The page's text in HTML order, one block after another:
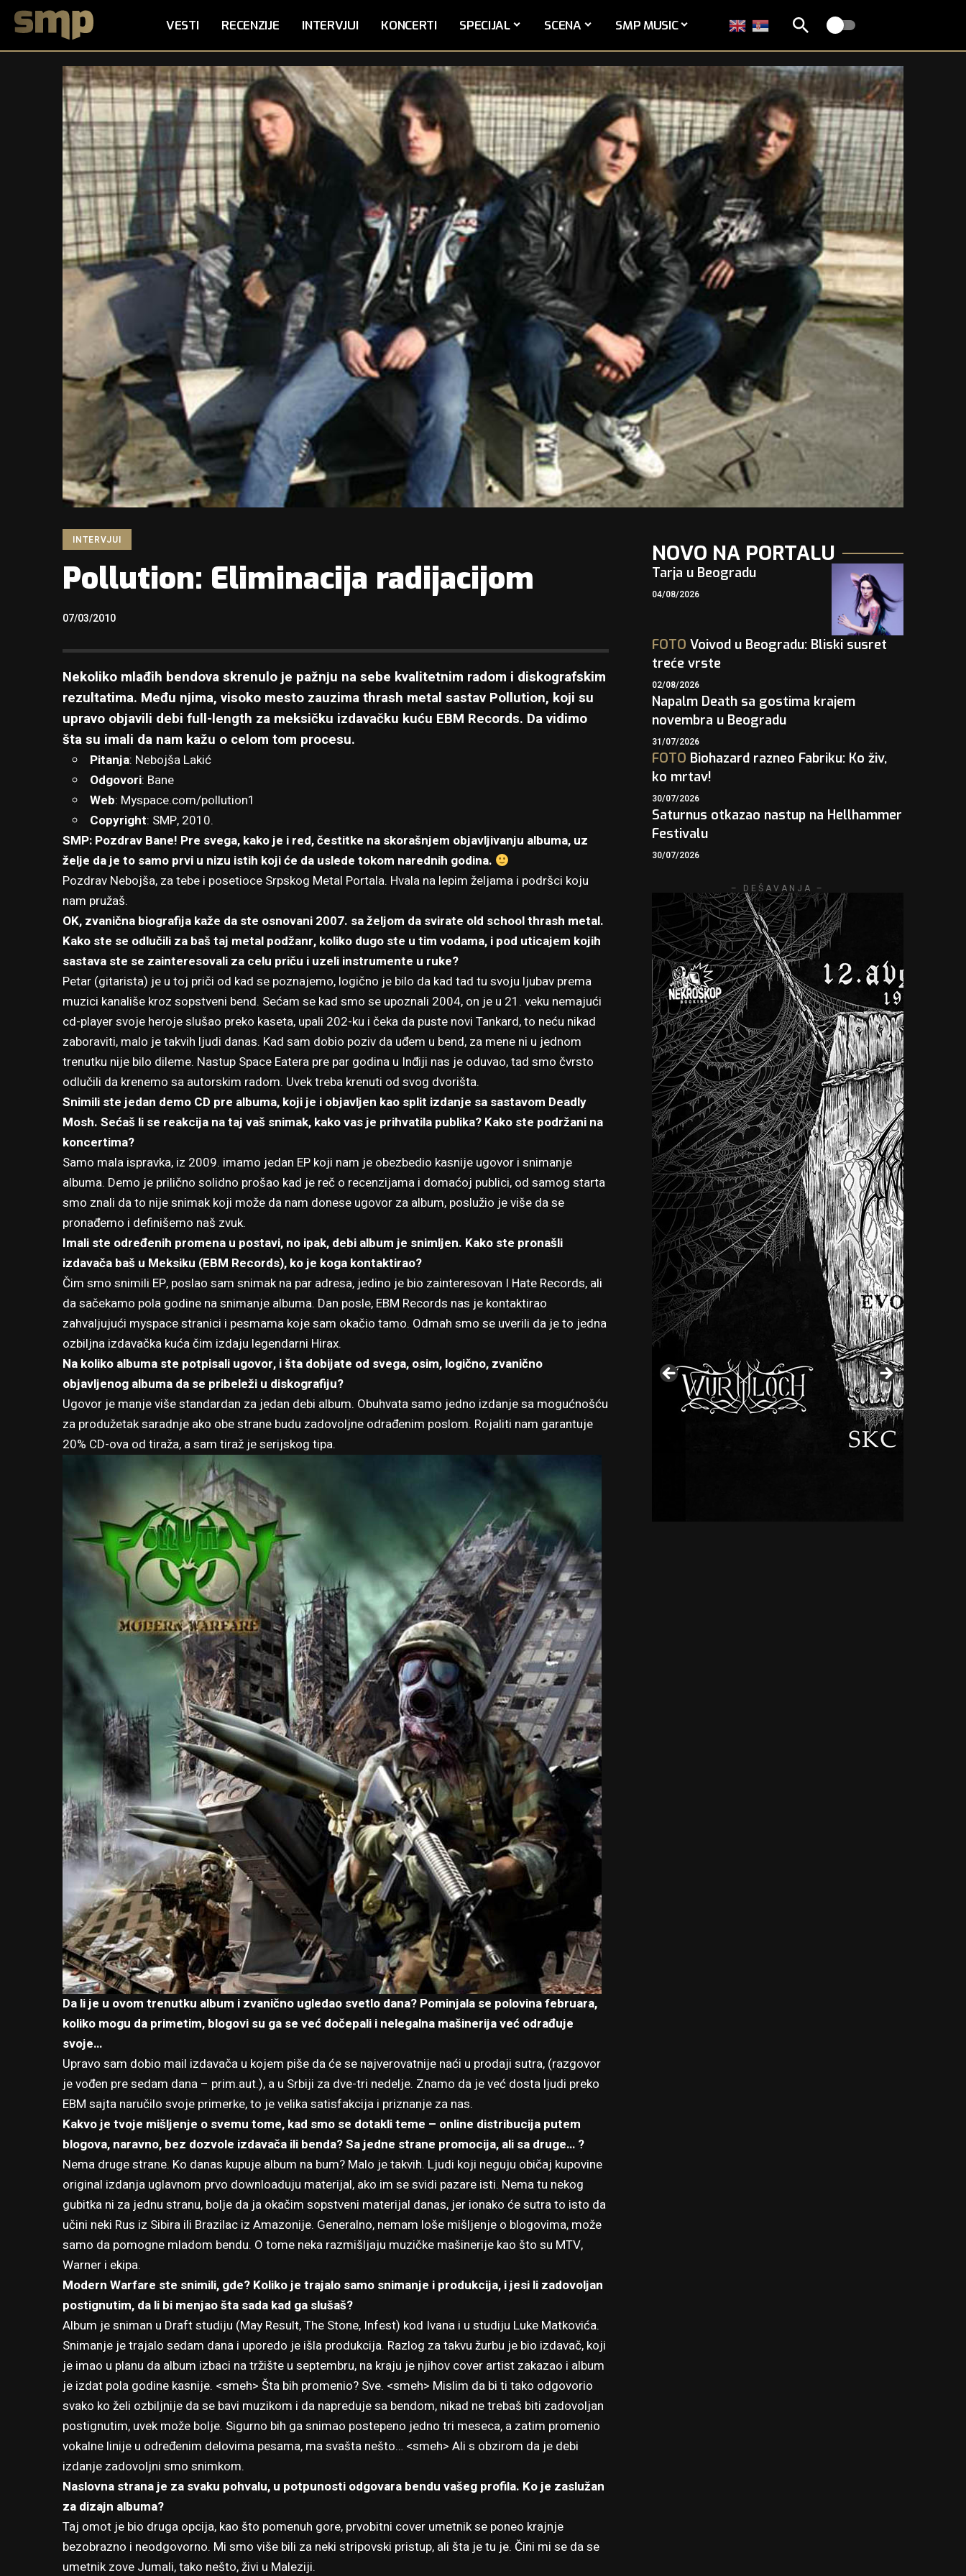
VESTI RECENZIJE INTERVJUI KONCERTI SPECIJAL SCENA SMP MUSIC
INTERVJUI
Pollution: Eliminacija radijacijom
07/03/2010
Nekoliko mlađih bendova skrenulo je pažnju na sebe kvalitetnim radom i diskografskim
rezultatima. Među njima, visoko mesto zauzima thrash metal sastav Pollution, koji su
upravo objavili debi full-length za meksičku izdavačku kuću EBM Records. Da vidimo
šta su imali da nam kažu o celom tom procesu.
Pitanja: Nebojša Lakić
Odgovori: Bane
Web: Myspace.com/pollution1
Copyright: SMP, 2010.
SMP: Pozdrav Bane! Pre svega, kako je i red, čestitke na skorašnjem objavljivanju albuma, uz
želje da je to samo prvi u nizu istih koji će da uslede tokom narednih godina.
Pozdrav Nebojša, za tebe i posetioce Srpskog Metal Portala. Hvala na lepim željama i podršci koju
nam pružaš.
OK, zvanična biografija kaže da ste osnovani 2007. sa željom da svirate old school thrash metal.
Kako ste se odlučili za baš taj metal podžanr, koliko dugo ste u tim vodama, i pod uticajem kojih
sastava ste se zainteresovali za celu priču i uzeli instrumente u ruke?
Petar (gitarista) je u toj priči od kad se poznajemo, logično je bilo da kad tad tu svoju ljubav prema
muzici kanališe kroz sopstveni bend. Sećam se kad smo se upoznali 2004, on je u 21. veku nemajući
cd-player svoje heroje slušao preko kaseta, upali 202-ku i čeka da puste novi Tankard, to neću nikad
zaboraviti, malo je takvih ljudi danas. Kad sam dobio poziv da uđem u bend, za mene ni u jednom
trenutku nije bilo dileme. Nastup Space Eatera pre par godina u Inđiji nas je oduvao, tad smo čvrsto
odlučili da krenemo sa autorskim radom. Uvek treba krenuti od svog dvorišta.
Snimili ste jedan demo CD pre albuma, koji je i objavljen kao split izdanje sa sastavom Deadly
Mosh. Sećaš li se reakcija na taj vaš snimak, kako vas je prihvatila publika? Kako ste podržani na
koncertima?
Samo mala ispravka, iz 2009. imamo jedan EP koji nam je obezbedio kasnije ugovor i snimanje
albuma. Demo je prilično solidno prošao kad je reč o recenzijama i domaćoj publici, od samog starta
smo znali da to nije snimak koji može da nam donese ugovor za album, poslužio je više da se
pronađemo i definišemo naš zvuk.
Imali ste određenih promena u postavi, no ipak, debi album je snimljen. Kako ste pronašli
izdavača baš u Meksiku (EBM Records), ko je koga kontaktirao?
Čim smo snimili EP, poslao sam snimak na par adresa, jedino je bio zainteresovan I Hate Records, ali
da sačekamo pola godine na snimanje albuma. Dan posle, EBM Records nas je kontaktirao
zahvaljujući myspace stranici i pesmama koje sam okačio tamo. Odmah smo se uverili da je to jedna
ozbiljna izdavačka kuća čim izdaju legendarni Hirax.
Na koliko albuma ste potpisali ugovor, i šta dobijate od svega, osim, logično, zvanično
objavljenog albuma da se pribeleži u diskografiju?
Ugovor je manje više standardan za jedan debi album. Obuhvata samo jedno izdanje sa mogućnošću
za produžetak saradnje ako obe strane budu zadovoljne odrađenim poslom. Rojaliti nam garantuje
20% CD-ova od tiraža, a sam tiraž je serijskog tipa.
Da li je u ovom trenutku album i zvanično ugledao svetlo dana? Pominjala se polovina februara,
koliko mogu da primetim, blogovi su ga se već dočepali i nelegalna mašinerija već odrađuje
svoje…
Upravo sam dobio mail izdavača u kojem piše da će se najverovatnije naći u prodaji sutra, (razgovor
je vođen pre sedam dana – prim.aut.), a u Srbiji za dve-tri nedelje. Znamo da je već dosta ljudi preko
EBM sajta naručilo svoje primerke, to je velika satisfakcija i priznanje za nas.
Kakvo je tvoje mišljenje o svemu tome, kad smo se dotakli teme – online distribucija putem
blogova, naravno, bez dozvole izdavača ili benda? Sa jedne strane promocija, ali sa druge… ?
Nema druge strane. Ko danas kupuje album na bum? Malo je takvih. Ljudi koji neguju običaj kupovine
original izdanja uglavnom prvo downloaduju materijal, ako im se svidi pazare isti. Nema tu nekog
gubitka ni za jednu stranu, bolje da ja okačim sopstveni materijal danas, jer ionako će sutra to isto da
učini neki Rus iz Sibira ili Brazilac iz Amazonije. Generalno, nemam loše mišljenje o blogovima, može
samo da pomogne mladom bendu. O tome neka razmišljaju muzičke mašinerije kao što su MTV,
Warner i ekipa.
Modern Warfare ste snimili, gde? Koliko je trajalo samo snimanje i produkcija, i jesi li zadovoljan
postignutim, da li bi menjao šta sada kad ga slušaš?
Album je sniman u Draft studiju (May Result, The Stone, Infest) kod Ivana i u studiju Luke Matkovića.
Snimanje je trajalo sedam dana i uporedo je išla produkcija. Razlog za takvu žurbu je bio izdavač, koji
je imao u planu da album izbaci na tržište u septembru, na kraju je njihov cover artist zakazao i album
je izdat pola godine kasnije. <smeh> Šta bih promenio? Sve. <smeh> Mislim da bi ti tako odgovorio
svako ko želi ozbiljnije da se bavi muzikom i da napreduje sa bendom, nikad ne trebaš biti zadovoljan
postignutim, uvek može bolje. Sigurno bih ga snimao postepeno jedno tri meseca, a zatim promenio
vokalne linije u određenim delovima pesama, ma svašta nešto… <smeh> Ali s obzirom da je debi
izdanje zadovoljni smo snimkom.
Naslovna strana je za svaku pohvalu, u potpunosti odgovara bendu vašeg profila. Ko je zaslužan
za dizajn albuma?
Taj omot je bio druga opcija, kao što pomenuh gore, prvobitni cover umetnik se poneo krajnje
bezobrazno i neodgovorno. Mi smo više bili za neki stripovski pristup, ali šta je tu je. Čini mi se da se
umetnik zove Jumali, tako nešto, živi u Maleziji.
NOVO NA PORTALU
Tarja u Beogradu
04/08/2026
FOTO Voivod u Beogradu: Bliski susret
treće vrste
02/08/2026
Napalm Death sa gostima krajem
novembra u Beogradu
31/07/2026
FOTO Biohazard razneo Fabriku: Ko živ,
ko mrtav!
30/07/2026
Saturnus otkazao nastup na Hellhammer
Festivalu
30/07/2026
– DEŠAVANJA –